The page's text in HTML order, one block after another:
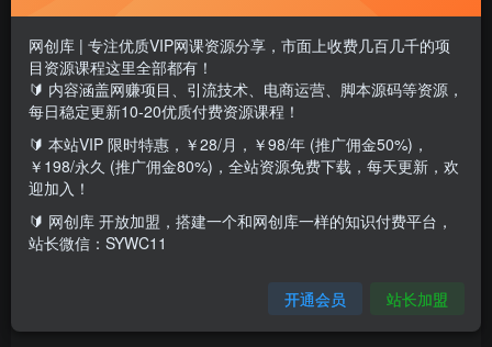
适用对象:本课程主要针对需掌握直播间人货场运
营打法的商家
学习目标:通过学习本课程快速掌握直播带货的运营策略
网创库 | 专注优质VIP网课资源分享，市面上收费几百几千的项
目资源课程这里全部都有！
🔰 内容涵盖网赚项目、引流技术、电商运营、脚本源码等资源，
每日稳定更新10-20优质付费资源课程！
🔰 本站VIP 限时特惠，￥28/月，￥98/年 (推广佣金50%)，
￥198/永久 (推广佣金80%)，全站资源免费下载，每天更新，欢
迎加入！
🔰 网创库 开放加盟，搭建一个和网创库一样的知识付费平台，
站长微信：SYWC11
开通会员 站长加盟